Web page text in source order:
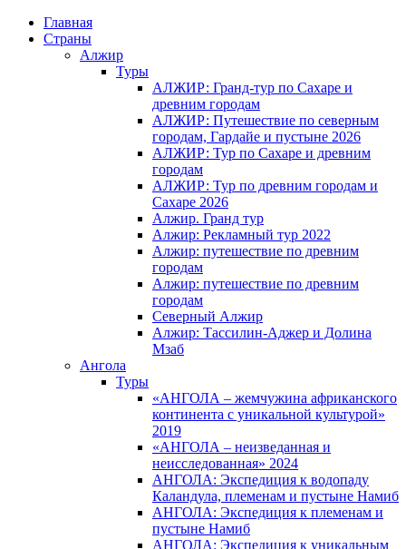
Главная
Страны
Алжир
Туры
АЛЖИР: Гранд-тур по Сахаре и
древним городам
АЛЖИР: Путешествие по северным
городам, Гардайе и пустыне 2026
АЛЖИР: Тур по Сахаре и древним
городам
АЛЖИР: Тур по древним городам и
Сахаре 2026
Алжир. Гранд тур
Алжир: Рекламный тур 2022
Алжир: путешествие по древним
городам
Алжир: путешествие по древним
городам
Северный Алжир
Алжир: Тассилин-Аджер и Долина
Мзаб
Ангола
Туры
«АНГОЛА – жемчужина африканского
континента с уникальной культурой»
2019
«АНГОЛА – неизведанная и
неисследованная» 2024
АНГОЛА: Экспедиция к водопаду
Каландула, племенам и пустыне Намиб
АНГОЛА: Экспедиция к племенам и
пустыне Намиб
АНГОЛА: Экспедиция к уникальным